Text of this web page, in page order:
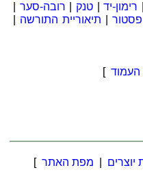
רימון-יד|טנק רובה-סער
פסטור תיאוריית התורשה
]
יוצרים מפת האתר ]